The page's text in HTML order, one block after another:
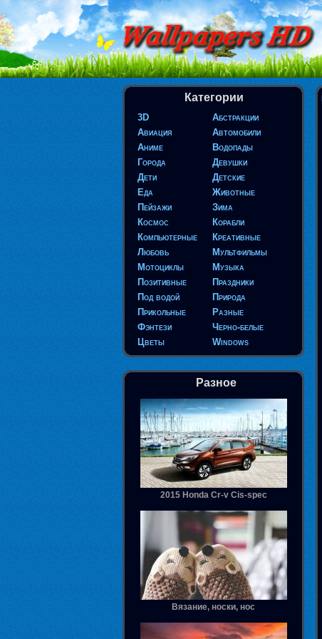
Категории
3D
Абстракции
Авиация
Автомобили
Аниме
Водопады
Города
Девушки
Дети
Детские
Еда
Животные
Пейзажи
Зима
Космос
Корабли
Компьютерные
Креативные
Любовь
Мультфильмы
Мотоциклы
Музыка
Позитивные
Праздники
Под водой
Природа
Прикольные
Разные
Фэнтези
Черно-белые
Цветы
Windows
Разное
2015 Honda Cr-v Cis-spec
Вязание, носки, нос